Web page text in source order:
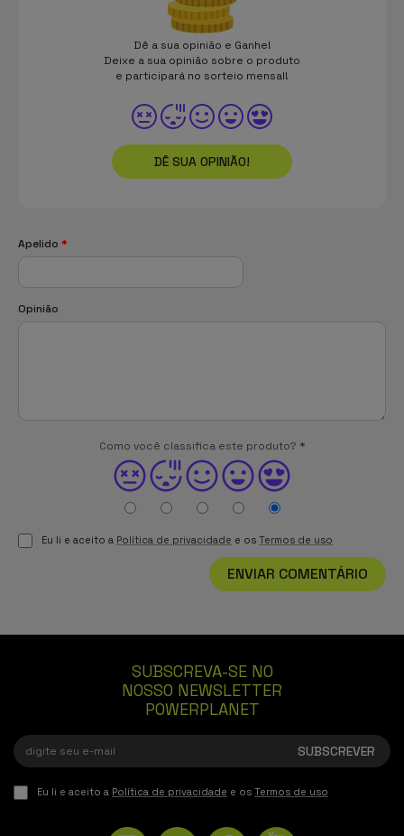
Dê a sua opinião e Ganhe!
Deixe a sua opinião sobre o produto
e participará no sorteio mensal!
DÊ SUA OPINIÃO!
Apelido *
Opinião
Como você classifica este produto? *
Eu li e aceito a Política de privacidade e os Termos de uso
ENVIAR COMENTÁRIO
SUBSCREVA-SE NO
NOSSO NEWSLETTER
POWERPLANET
Eu li e aceito a Política de privacidade e os Termos de uso